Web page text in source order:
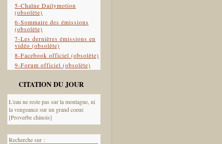
5-Chaîne Dailymotion
(obsolète)
6-Sommaire des émissions
(obsolète)
7-Les dernières émissions en
vidéo (obsolète)
8-Facebook officiel (obsolète)
9-Forum officiel (obsolète)
CITATION DU JOUR
L'eau ne reste pas sur la montagne, ni
la vengeance sur un grand coeur.
[Proverbe chinois]
Recherche sur :